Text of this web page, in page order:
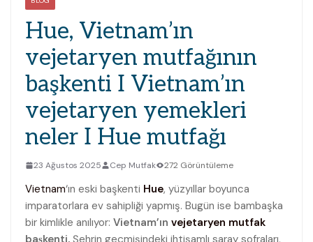
Hue, Vietnam’ın
vejetaryen mutfağının
başkenti I Vietnam’ın
vejetaryen yemekleri
neler I Hue mutfağı
23 Ağustos 2025 Cep Mutfak 272 Görüntüleme
Vietnam‘ın eski başkenti Hue, yüzyıllar boyunca
imparatorlara ev sahipliği yapmış. Bugün ise bambaşka
bir kimlikle anılıyor: Vietnam’ın vejetaryen mutfak
başkenti. Şehrin geçmişindeki ihtişamlı saray sofraları,